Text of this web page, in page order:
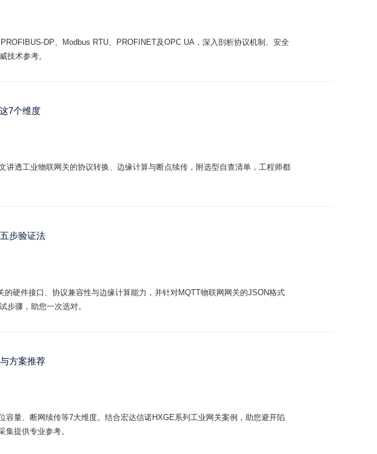
DP、Modbus RTU、PROFINET及OPC UA，深入剖析协议机制、安全
技术参考。
7个维度
讲透工业物联网关的协议转换、边缘计算与断点续传，附选型自查清单，工程师都
步验证法
硬件接口、协议兼容性与边缘计算能力，并针对MQTT物联网网关的JSON格式
步骤，助您一次选对。
方案推荐
容量、断网续传等7大维度。结合宏达信诺HXGE系列工业网关案例，助您避开陷
集提供专业参考。